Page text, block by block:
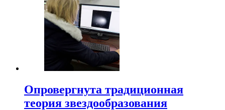
Опровергнута традиционная
теория звездообразования